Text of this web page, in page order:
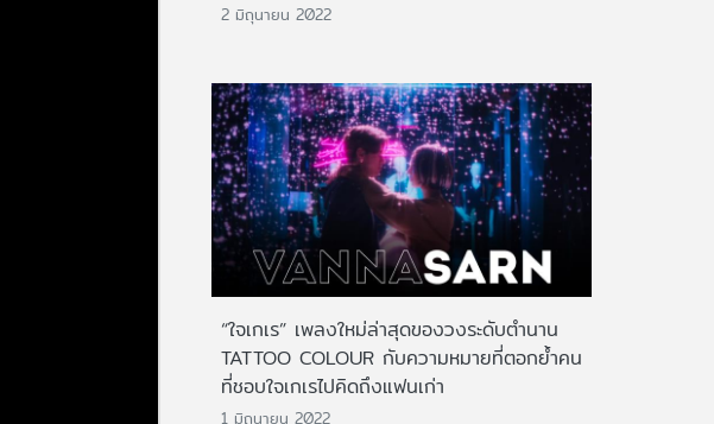
2 มิถุนายน 2022
“ใจเกเร” เพลงใหม่ล่าสุดของวงระดับตำนาน
TATTOO COLOUR กับความหมายที่ตอกย้ำคน
ที่ชอบใจเกเรไปคิดถึงแฟนเก่า
1 มิถุนายน 2022